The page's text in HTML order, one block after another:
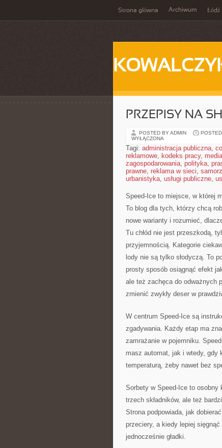
Strona główna Archiwum Łódź
PRZEPISY NA
POSTED BY ADMIN
WYŁĄCZONA
Tagi: administracja publiczna,
reklamowe, kodeks pracy, media
zagospodarowania, polityka,
prawne, reklama w sieci,
urbanistyka, usługi publiczne,
Speed-Ice to miejsce, w której
To blog dla tych, którzy chcą
nowe warianty i rozumieć,
Tu chłód nie jest przeszkodą,
przyjemnością. Kategorie
lody nie są tylko słodyczą. To
prosty sposób osiągnąć efekt
ale też zachęca do odważnych
zmienić zwykły deser w
W centrum Speed-Ice są
zgadywania. Każdy etap ma
zamrażanie w pojemniku.
masz automat, jak i wtedy, gdy
temperaturą, żeby nawet bez
Sorbety w Speed-Ice to osobny
trzech składników, ale też
Strona podpowiada, jak
przeciery, a kiedy lepiej
jednocześnie gładki.